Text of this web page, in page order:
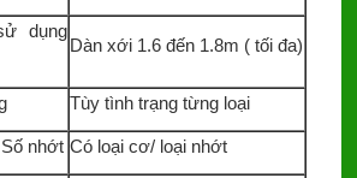
dụng
Dàn xới 1.6 đến 1.8m ( tối đa)
Tùy tình trạng từng loại
nhớt Có loại cơ/ loại nhớt